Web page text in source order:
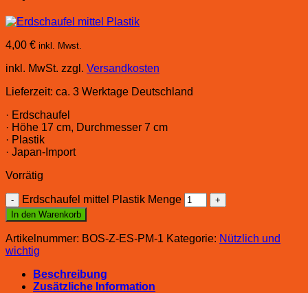
4,00 € inkl. Mwst.
inkl. MwSt. zzgl. Versandkosten
Lieferzeit: ca. 3 Werktage Deutschland
· Erdschaufel
· Höhe 17 cm, Durchmesser 7 cm
· Plastik
· Japan-Import
Vorrätig
Erdschaufel mittel Plastik Menge
In den Warenkorb
Artikelnummer: BOS-Z-ES-PM-1 Kategorie: Nützlich und
wichtig
Beschreibung
Zusätzliche Information